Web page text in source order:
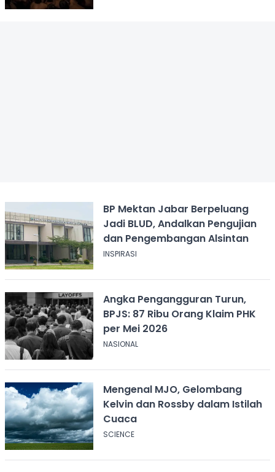
BP Mektan Jabar Berpeluang
Jadi BLUD, Andalkan Pengujian
dan Pengembangan Alsintan
INSPIRASI
Angka Pengangguran Turun,
BPJS: 87 Ribu Orang Klaim PHK
per Mei 2026
NASIONAL
Mengenal MJO, Gelombang
Kelvin dan Rossby dalam Istilah
Cuaca
SCIENCE